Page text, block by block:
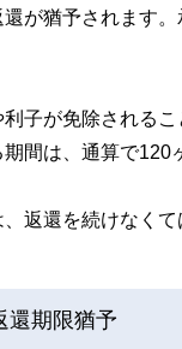
が猶予されます
子が免除される
間は、通算で120
返還を続けなくて
還期限猶予